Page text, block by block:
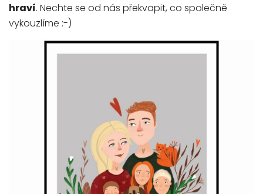
hraví. Nechte se od nás překvapit, co společně
vykouzlíme :-)